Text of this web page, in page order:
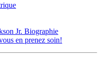
Jr. Biographie
en prenez soin!